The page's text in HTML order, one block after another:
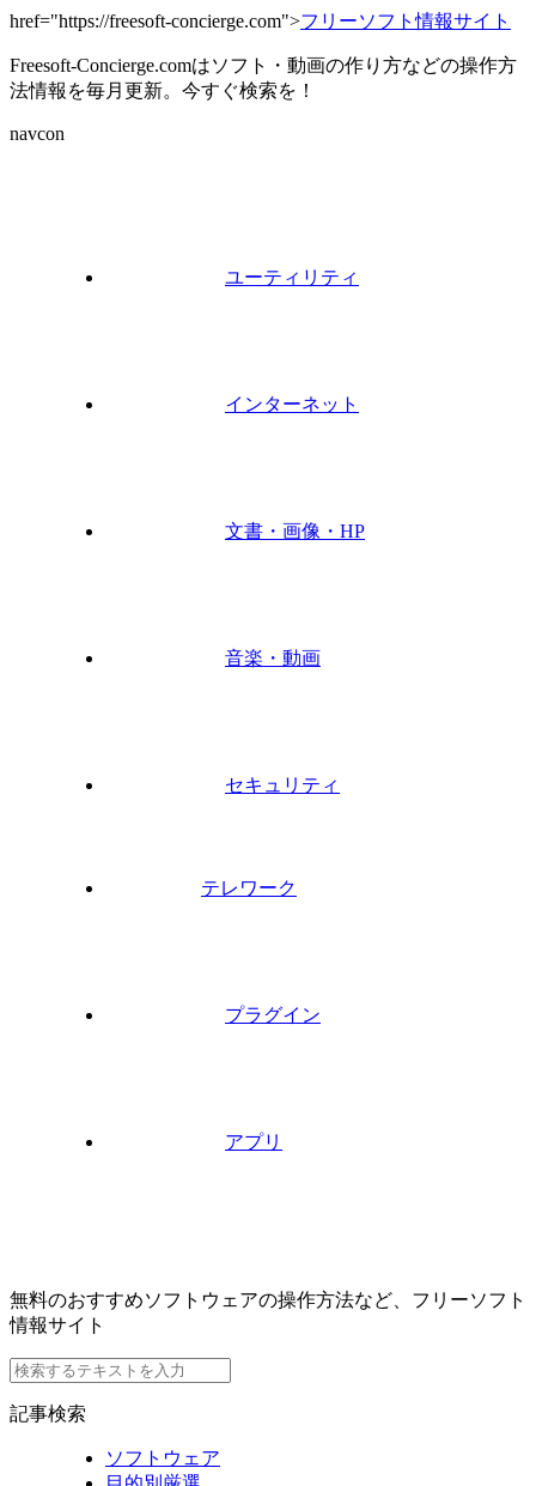
href="https://freesoft-concierge.com">フリーソフト情報サイト
Freesoft-Concierge.comはソフト・動画の作り方などの操作方
法情報を毎月更新。今すぐ検索を！
navcon
ユーティリティ
インターネット
文書・画像・HP
音楽・動画
セキュリティ
テレワーク
プラグイン
アプリ
無料のおすすめソフトウェアの操作方法など、フリーソフト
情報サイト
記事検索
ソフトウェア